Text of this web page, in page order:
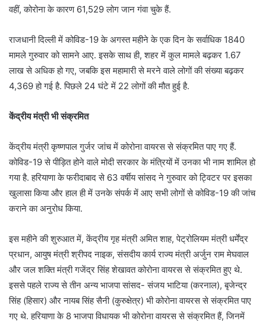
वहीं, कोरोना के कारण 61,529 लोग जान गंवा चुके हैं.
राजधानी दिल्ली में कोविड-19 के अगस्त महीने के एक दिन के सर्वाधिक 1840
मामले गुरुवार को सामने आए. इसके साथ ही, शहर में कुल मामले बढ़कर 1.67
लाख से अधिक हो गए, जबकि इस महामारी से मरने वाले लोगों की संख्या बढ़कर
4,369 हो गई है. पिछले 24 घंटे में 22 लोगों की मौत हुई है.
केंद्रीय मंत्री भी संक्रमित
केंद्रीय मंत्री कृष्णपाल गुर्जर जांच में कोरोना वायरस से संक्रमित पाए गए हैं.
कोविड-19 से पीड़ित होने वाले मोदी सरकार के मंत्रियों में उनका भी नाम शामिल हो
गया है. हरियाणा के फरीदाबाद से 63 वर्षीय सांसद ने गुरुवार को ट्विटर पर इसका
खुलासा किया और हाल ही में उनके संपर्क में आए सभी लोगों से कोविड-19 की जांच
कराने का अनुरोध किया.
इस महीने की शुरुआत में, केंद्रीय गृह मंत्री अमित शाह, पेट्रोलियम मंत्री धर्मेंद्र
प्रधान, आयुष मंत्री श्रीपद नाइक, संसदीय कार्य राज्य मंत्री अर्जुन राम मेघवाल
और जल शक्ति मंत्री गजेंद्र सिंह शेखावत कोरोना वायरस से संक्रमित हुए थे.
इससे पहले राज्य से तीन अन्य भाजपा सांसद- संजय भाटिया (करनाल), बृजेन्द्र
सिंह (हिसार) और नायब सिंह सैनी (कुरुक्षेत्र) भी कोरोना वायरस से संक्रमित पाए
गए थे. हरियाणा के 8 भाजपा विधायक भी कोरोना वायरस से संक्रमित हैं, जिनमें